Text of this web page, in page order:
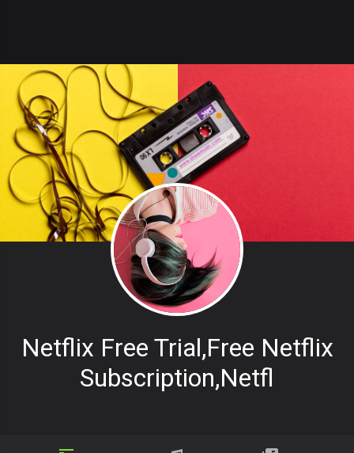
Netflix Free Trial,free Netflix
Subscription,netfl